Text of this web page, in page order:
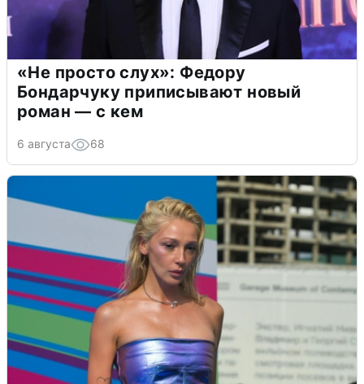
«Не просто слух»: Федору
Бондарчуку приписывают новый
роман — с кем
6 августа 68